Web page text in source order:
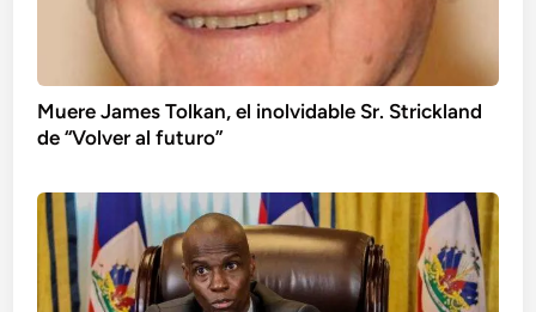
Muere James Tolkan, el inolvidable Sr. Strickland
de “Volver al futuro”